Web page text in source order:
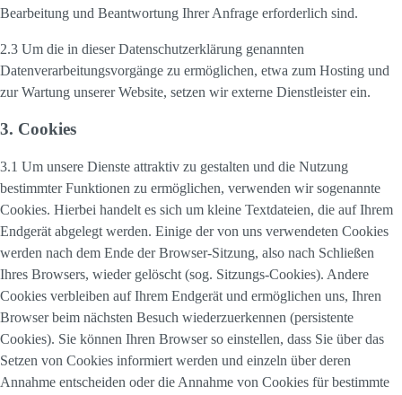
Bearbeitung und Beantwortung Ihrer Anfrage erforderlich sind.
2.3 Um die in dieser Datenschutzerklärung genannten
Datenverarbeitungsvorgänge zu ermöglichen, etwa zum Hosting und
zur Wartung unserer Website, setzen wir externe Dienstleister ein.
3. Cookies
3.1 Um unsere Dienste attraktiv zu gestalten und die Nutzung
bestimmter Funktionen zu ermöglichen, verwenden wir sogenannte
Cookies. Hierbei handelt es sich um kleine Textdateien, die auf Ihrem
Endgerät abgelegt werden. Einige der von uns verwendeten Cookies
werden nach dem Ende der Browser-Sitzung, also nach Schließen
Ihres Browsers, wieder gelöscht (sog. Sitzungs-Cookies). Andere
Cookies verbleiben auf Ihrem Endgerät und ermöglichen uns, Ihren
Browser beim nächsten Besuch wiederzuerkennen (persistente
Cookies). Sie können Ihren Browser so einstellen, dass Sie über das
Setzen von Cookies informiert werden und einzeln über deren
Annahme entscheiden oder die Annahme von Cookies für bestimmte